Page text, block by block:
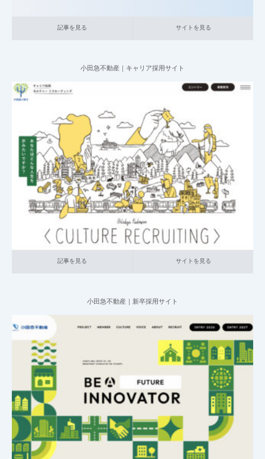
記事を見る サイトを見る
小田急不動産｜キャリア採用サイト
2025.06.20
004_総合採用サイト 020_不動産 大企業の採用サイト
記事を見る サイトを見る
記事を見る サイトを見る
小田急不動産｜新卒採用サイト
001_新卒採用サイト 020_不動産 大企業の採用サイト
記事を見る サイトを見る